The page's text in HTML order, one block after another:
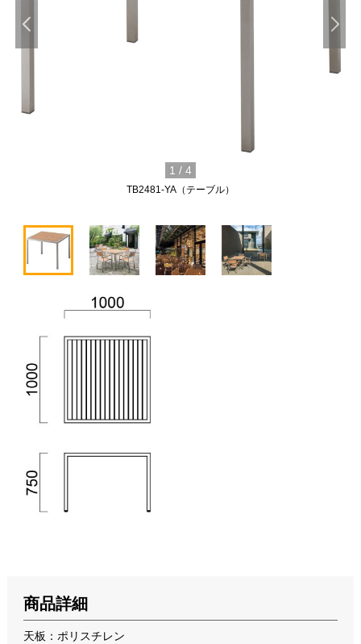
TB2481-YA（テーブル）
1 / 4
商品詳細
天板：ポリスチレン